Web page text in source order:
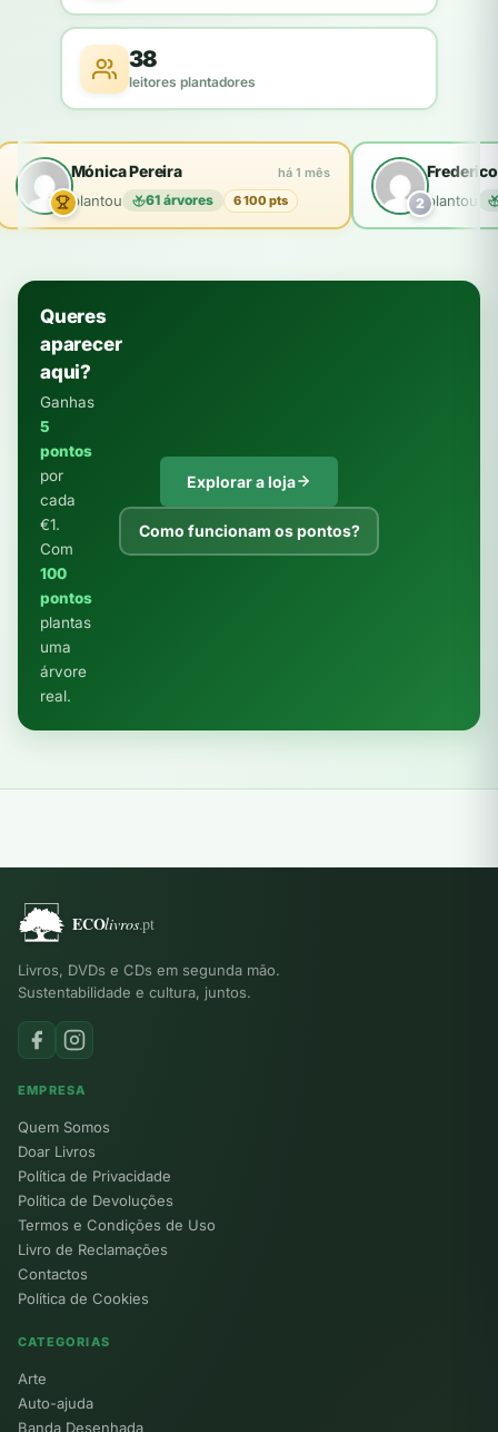
38
leitores plantadores
Mónica Pereira há 1 mês
plantou 61 árvores 6 100 pts 2plantou
Queres
aparecer
aqui?
Ganhas
5
pontos
por
cada
€1.
Com
100
pontos
plantas
uma
árvore
real.
Explorar a loja
Como funcionam os pontos?
Livros, DVDs e CDs em segunda mão.
Sustentabilidade e cultura, juntos.
EMPRESA
Quem Somos
Doar Livros
Política de Privacidade
Política de Devoluções
Termos e Condições de Uso
Livro de Reclamações
Contactos
Política de Cookies
CATEGORIAS
Arte
Auto-ajuda
Banda Desenhada